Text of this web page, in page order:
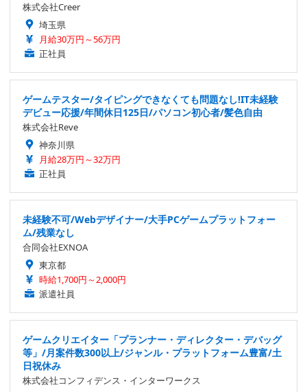
株式会社Creer
埼玉県
月給30万円～56万円
正社員
ゲームテスター/タイピングできなくても問題なし!IT未経験
デビュー応援/年間休日125日/パソコン初心者/髪色自由
株式会社Reve
神奈川県
月給28万円～32万円
正社員
未経験不可/Webデザイナー/大手PCゲームプラットフォー
ム/残業なし
合同会社EXNOA
東京都
時給1,700円～2,000円
派遣社員
ゲームクリエイター「プランナー・ディレクター・デバッグ
等」/月案件数300以上/ジャンル・プラットフォーム豊富/土
日祝休み
株式会社コンフィデンス・インターワークス